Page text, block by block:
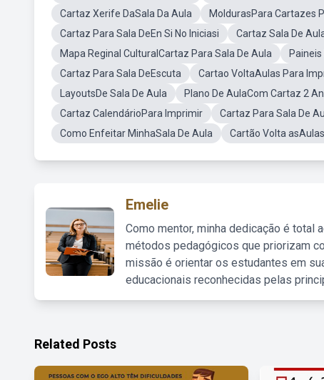
Cartaz Xerife DaSala Da Aula
MoldurasPara Cartazes
Cartaz Para Sala DeEn Si No Iniciasi
Cartaz Sala De
Mapa Reginal CulturalCartaz Para Sala De Aula
Cartaz Para Sala DeEscuta
Cartao VoltaAulas Para
LayoutsDe Sala De Aula
Plano De AulaCom Cartaz 2
Cartaz CalendárioPara Imprimir
Cartaz Para Sala De
Como Enfeitar MinhaSala De Aula
Cartão Volta
Emelie
Como mentor, minha dedicação é total
métodos pedagógicos que priorizam
missão é orientar os estudantes em
educacionais reconhecidas pelas
Related Posts